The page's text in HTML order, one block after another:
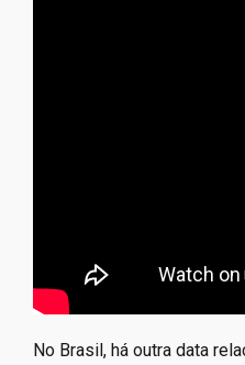
No Brasil, há outra data